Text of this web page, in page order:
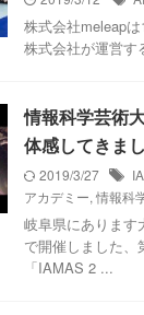
株式会社meleap
株式会社が運営す
情報科学芸術
体感してきま
2019/3/27
アカデミー, 情報科
岐阜県にあります
で開催しました、
「IAMAS 2 ...